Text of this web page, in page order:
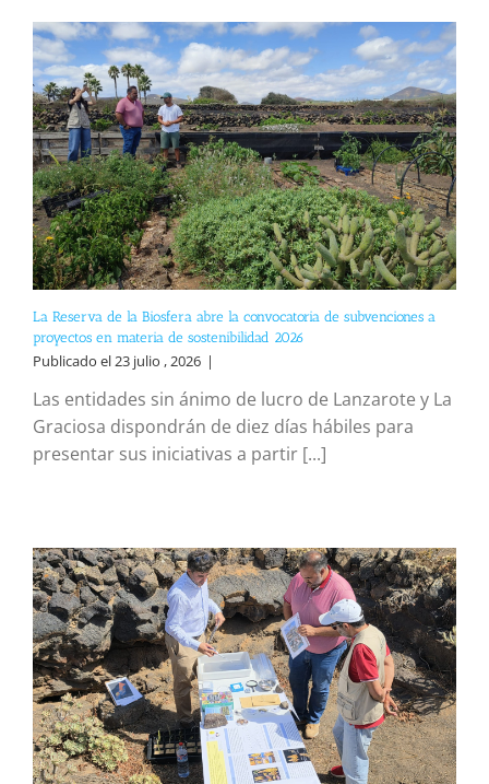
La Reserva de la Biosfera abre la convocatoria de subvenciones a
proyectos en materia de sostenibilidad 2026
Publicado el 23 julio , 2026 |
Las entidades sin ánimo de lucro de Lanzarote y La
Graciosa dispondrán de diez días hábiles para
presentar sus iniciativas a partir [...]